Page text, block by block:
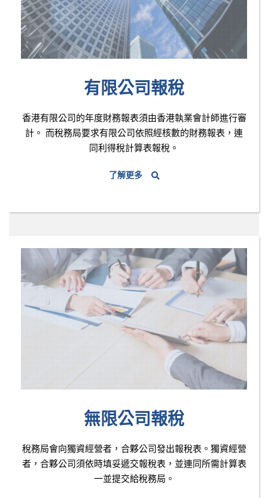
有限公司報稅
香港有限公司的年度財務報表須由香港執業會計師進行審
計。 而稅務局要求有限公司依照經核數的財務報表，連
同利得稅計算表報稅。
了解更多
無限公司報稅
稅務局會向獨資經營者，合夥公司發出報稅表。獨資經營
者，合夥公司須依時填妥遞交報稅表，並連同所需計算表
一並提交給稅務局。